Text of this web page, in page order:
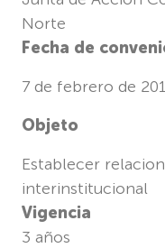
Norte
Fecha de
7 de febrero de
Objeto
Establecer
interinstitucional
Vigencia
3 años